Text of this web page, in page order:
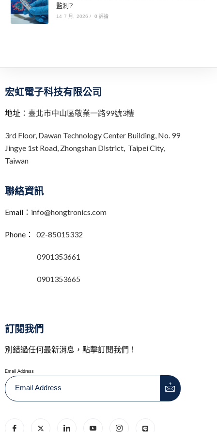
監測?
14 7 月, 2026 / 0 評論
宏虹電子科技有限公司
地址： 臺北市中山區敬業一路99號3樓
3rd Floor, Dawan Technology Center Building, No. 99
Jingye 1st Road, Zhongshan District, Taipei City,
Taiwan
聯絡資訊
Email： info@hongtronics.com
Phone： 02-85015332
0901353661
0901353665
訂閱我們
別錯過任何最新消息，點擊訂閱我們！
Email Address